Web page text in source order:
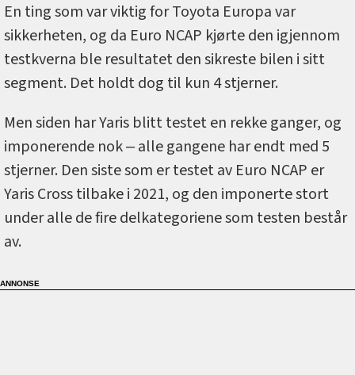
En ting som var viktig for Toyota Europa var
sikkerheten, og da Euro NCAP kjørte den igjennom
testkverna ble resultatet den sikreste bilen i sitt
segment. Det holdt dog til kun 4 stjerner.
Men siden har Yaris blitt testet en rekke ganger, og
imponerende nok ‒ alle gangene har endt med 5
stjerner. Den siste som er testet av Euro NCAP er
Yaris Cross tilbake i 2021, og den imponerte stort
under alle de fire delkategoriene som testen består
av.